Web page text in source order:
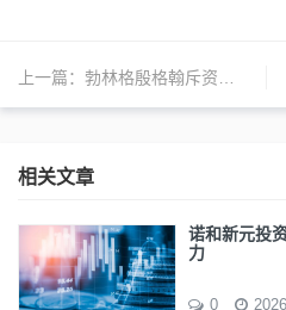
上一篇： 勃林格殷格翰斥资13亿美元收购Nerio，扩展免疫肿瘤产品线
相关文章
诺和新元投
力
0